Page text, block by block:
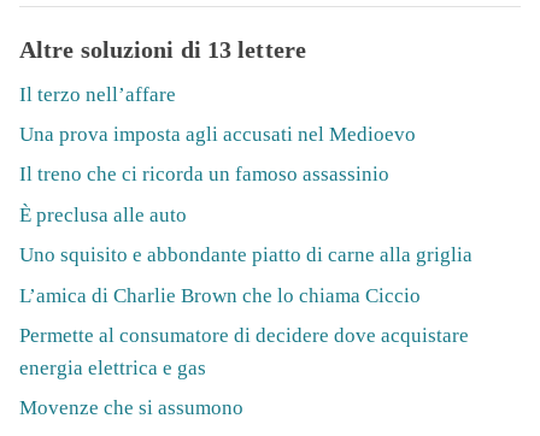
Altre soluzioni di 13 lettere
Il terzo nell’affare
Una prova imposta agli accusati nel Medioevo
Il treno che ci ricorda un famoso assassinio
È preclusa alle auto
Uno squisito e abbondante piatto di carne alla griglia
L’amica di Charlie Brown che lo chiama Ciccio
Permette al consumatore di decidere dove acquistare
energia elettrica e gas
Movenze che si assumono